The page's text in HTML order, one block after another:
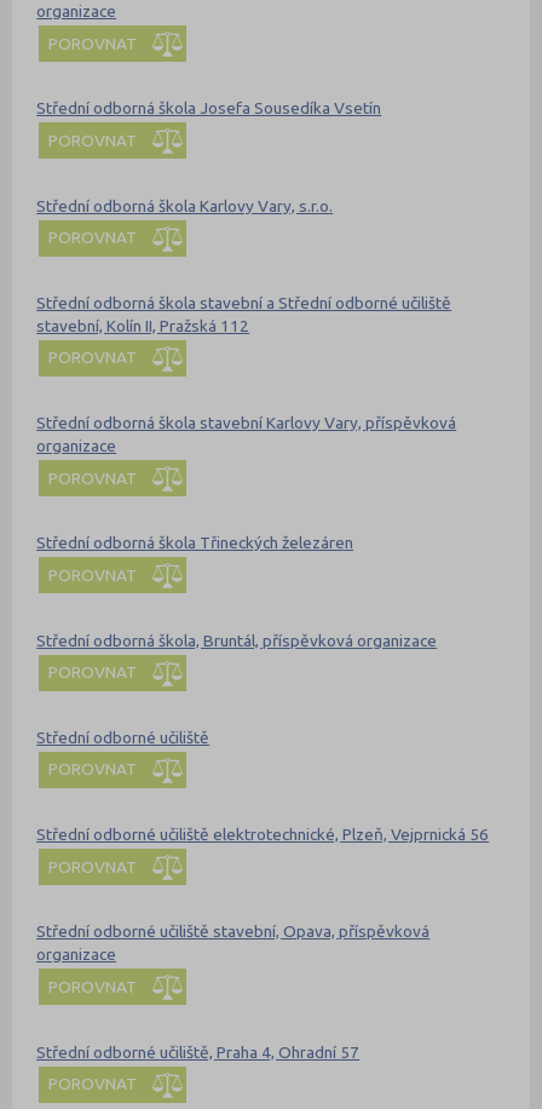
organizace
POROVNAT
Střední odborná škola Josefa Sousedíka Vsetín
POROVNAT
Střední odborná škola Karlovy Vary, s.r.o.
POROVNAT
Střední odborná škola stavební a Střední odborné učiliště
stavební, Kolín II, Pražská 112
POROVNAT
Střední odborná škola stavební Karlovy Vary, příspěvková
organizace
POROVNAT
Střední odborná škola Třineckých železáren
POROVNAT
Střední odborná škola, Bruntál, příspěvková organizace
POROVNAT
Střední odborné učiliště
POROVNAT
Střední odborné učiliště elektrotechnické, Plzeň, Vejprnická 56
POROVNAT
Střední odborné učiliště stavební, Opava, příspěvková
organizace
POROVNAT
Střední odborné učiliště, Praha 4, Ohradní 57
POROVNAT